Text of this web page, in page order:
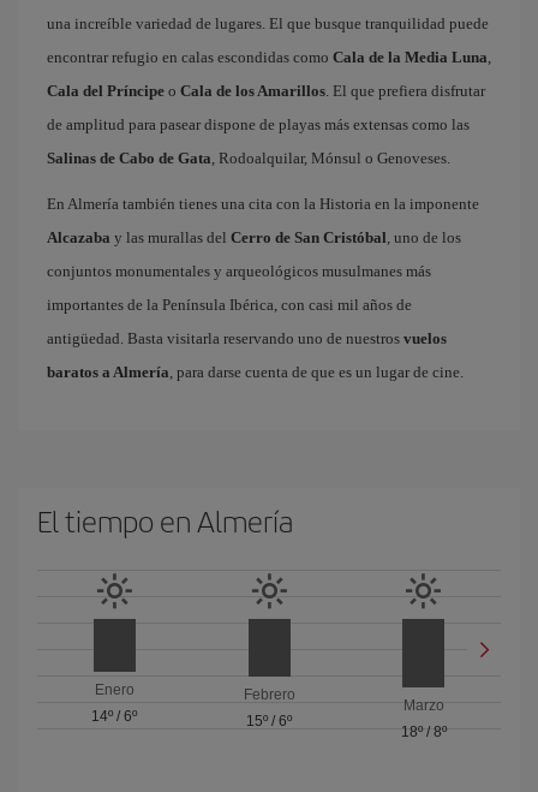
una increíble variedad de lugares. El que busque tranquilidad puede
encontrar refugio en calas escondidas como Cala de la Media Luna,
Cala del Príncipe o Cala de los Amarillos. El que prefiera disfrutar
de amplitud para pasear dispone de playas más extensas como las
Salinas de Cabo de Gata, Rodoalquilar, Mónsul o Genoveses.
En Almería también tienes una cita con la Historia en la imponente
Alcazaba y las murallas del Cerro de San Cristóbal, uno de los
conjuntos monumentales y arqueológicos musulmanes más
importantes de la Península Ibérica, con casi mil años de
antigüedad. Basta visitarla reservando uno de nuestros vuelos
baratos a Almería, para darse cuenta de que es un lugar de cine.
El tiempo en Almería
Enero
14º /6º
Febrero
15º / 6º
Marzo
18º/ 8º